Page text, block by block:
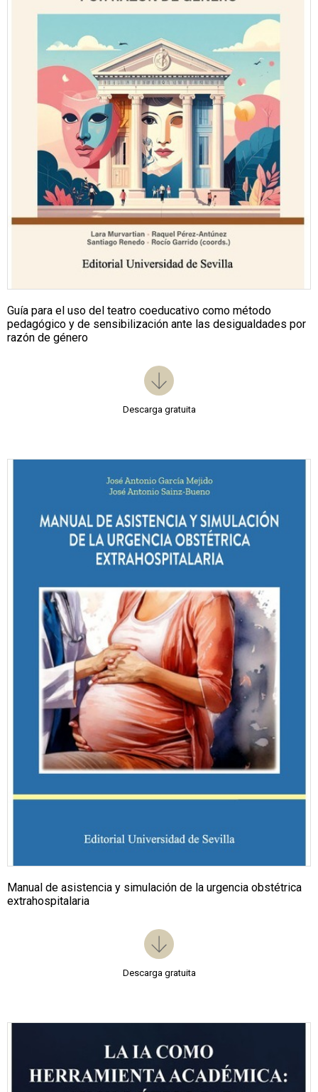
Guía para el uso del teatro coeducativo como método
pedagógico y de sensibilización ante las desigualdades por
razón de género
Descarga gratuita
Manual de asistencia y simulación de la urgencia obstétrica
extrahospitalaria
Descarga gratuita